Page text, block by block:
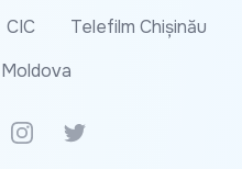
CIC
Telefilm Chișinău
InstagramTwitter